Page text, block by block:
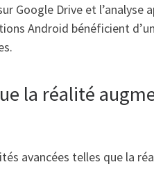
Google Drive et l’analyse
Android bénéficient
la réalité
avancées telles que la